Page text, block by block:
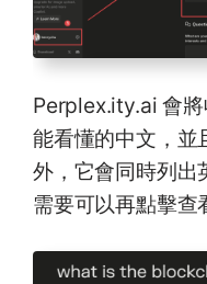
Perplex.ity.ai 會
能看懂的中文，並
外，它會同時列出
需要可以再點擊查